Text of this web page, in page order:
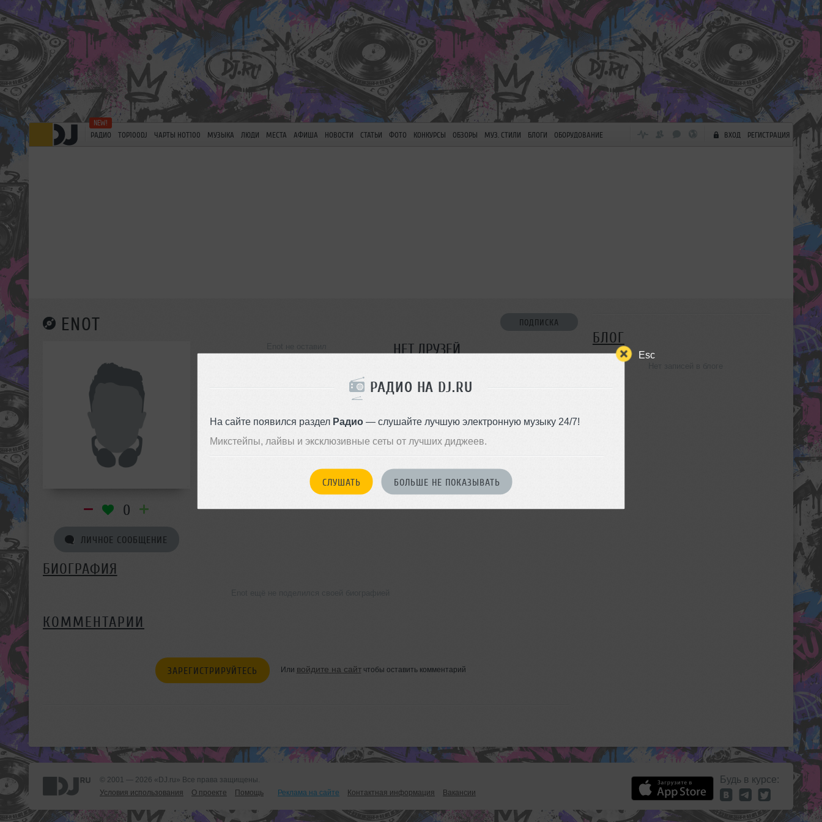
Esc
РАДИО НА DJ.RU
На сайте появился раздел Радио— слушайте лучшую электронную музыку 24/7!
Микстейпы, лайвы и эксклюзивные сеты от лучших диджеев.
СЛУШАТЬ БОЛЬШЕ НЕ ПОКАЗЫВАТЬ
РАДИО TOP100DJ ЧАРТЫ HOT100 МУЗЫКА ЛЮДИ МЕСТА АФИША НОВОСТИ СТАТЬИ ФОТО КОНКУРСЫ ОБЗОРЫ МУЗ. СТИЛИ БЛОГИ ОБОРУДОВАНИЕ ВХОД РЕГИСТРАЦИЯ
ENOT ПОДПИСКА
0
ЛИЧНОЕ СООБЩЕНИЕ
НЕТ ДРУЗЕЙ
БИОГРАФИЯ
КОММЕНТАРИИ
ЗАРЕГИСТРИРУЙТЕСЬ Или войдите на сайтчтобы оставить комментарий
БЛОГ
© 2001 — 2026 «DJ.ru» Все права защищены.
Условия использования
О проекте Помощь Реклама на сайте Контактная информация Вакансии
Будь в курсе: